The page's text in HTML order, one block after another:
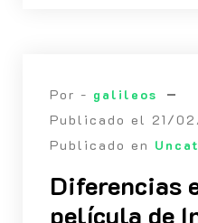
Por - galileos
Publicado el 21/
Publicado en
Diferencias
película de